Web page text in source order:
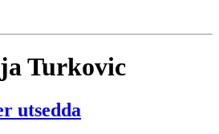
Turkovic
utsedda